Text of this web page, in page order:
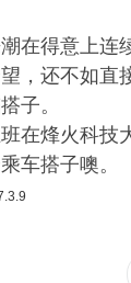
在得意上连
，还不如直
子。
在烽火科技
车搭子噢。